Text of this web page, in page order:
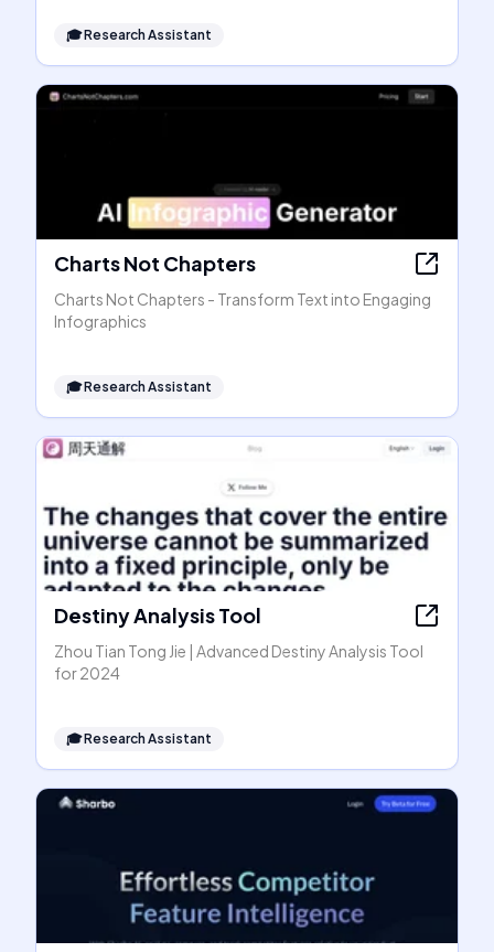
🎓Research Assistant
Charts Not Chapters
Charts Not Chapters - Transform Text into Engaging
Infographics
🎓Research Assistant
Destiny Analysis Tool
Zhou Tian Tong Jie | Advanced Destiny Analysis Tool
for 2024
🎓Research Assistant